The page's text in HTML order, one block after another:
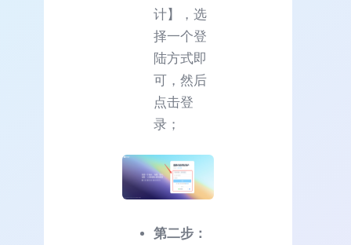
计】，选
择一个登
陆方式即
可，然后
点击登
录；
第二步：